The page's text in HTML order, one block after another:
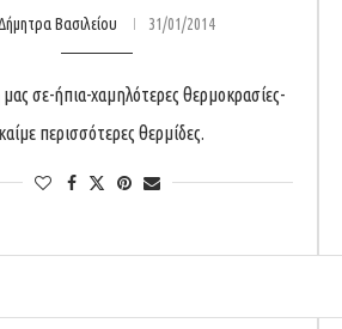
Βασιλείου 31/01/2014
σε-ήπια-χαμηλότερες θερμοκρασίες-
περισσότερες θερμίδες.